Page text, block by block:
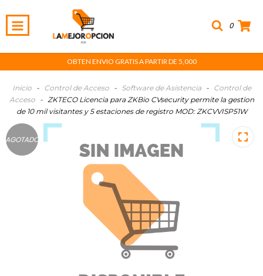
0
OBTEN ENVIO GRATIS A PARTIR DE 5,000
Inicio - Control de Acceso - Software de Asistencia -
Control de
Acceso
- ZKTECO Licencia para ZKBio CVsecurity permite la gestion
de 10 mil visitantes y 5 estaciones de registro MOD: ZKCVVISP51W
AGOTADO